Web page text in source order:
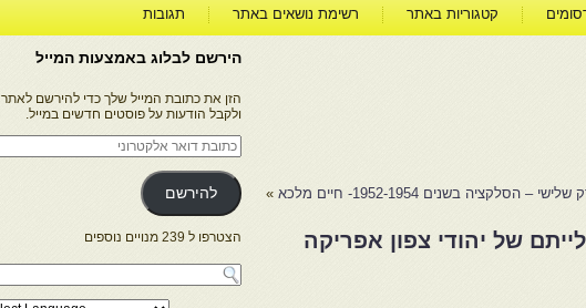
קטגוריות באתר רשימת נושאים באתר תגובות
– הסלקציה בשנים 1952-1954- חיים מלכא
»
של יהודי צפון אפריקה
הירשם לבלוג באמצעות המייל
הזן את כתובת המייל שלך כדי להירשם לאתר
ולקבל הודעות על פוסטים חדשים במייל.
כתובת
דואר
אלקטרוני
להירשם
הצטרפו ל 239 מנויים נוספים